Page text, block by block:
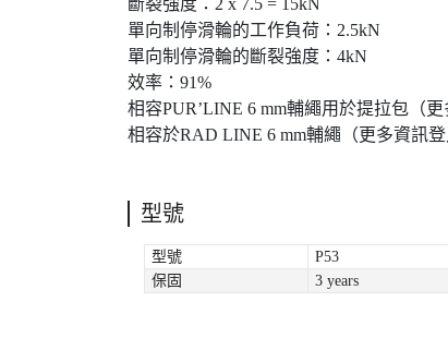
斷裂強度：2 x 7.5 = 15kN
單向制停滑輪的工作負荷：2.5kN
單向制停滑輪的斷裂強度：4kN
效率：91%
相容PUR’LINE 6 mm輔繩用於提拉包（
相容於RAD LINE 6 mm輔繩（更多資訊登
型號
型號
P53
保固
3 years